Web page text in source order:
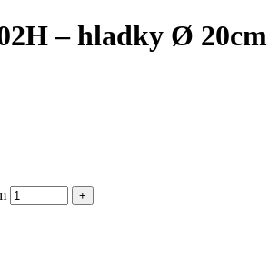
– hladky Ø 20cm